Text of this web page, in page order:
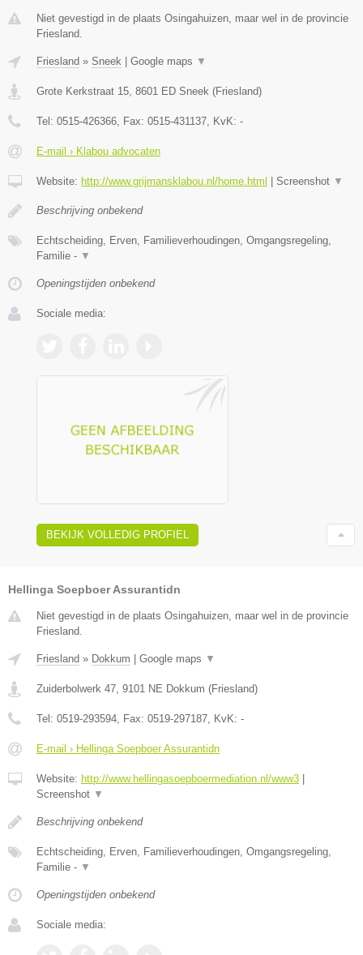
Niet gevestigd in de plaats Osingahuizen, maar wel in de provincie
Friesland.
Friesland » Sneek Google maps ▼
Grote Kerkstraat 15, 8601 ED Sneek (Friesland)
Tel: 0515-426366, Fax: 0515-431137, KvK: -
E-mail › Klabou advocaten
Website: http://www.grijmansklabou.nl/home.html Screenshot ▼
Beschrijving onbekend
Echtscheiding, Erven, Familieverhoudingen, Omgangsregeling,
Familie - ▼
Openingstijden onbekend
Sociale media:
BEKIJK VOLLEDIG PROFIEL
Hellinga Soepboer Assurantidn
Niet gevestigd in de plaats Osingahuizen, maar wel in de provincie
Friesland.
Friesland » Dokkum Google maps ▼
Zuiderbolwerk 47 9101 NE Dokkum (Friesland)
Tel: 0519-293594 , Fax: 0519-297187 , KvK: -
E-mail › Hellinga Soepboer Assurantidn
Website: http://www.hellingasoepboermediation.nl/www3
Screenshot ▼
Beschrijving onbekend
Echtscheiding, Erven, Familieverhoudingen, Omgangsregeling,
Familie - ▼
Openingstijden onbekend
Sociale media: